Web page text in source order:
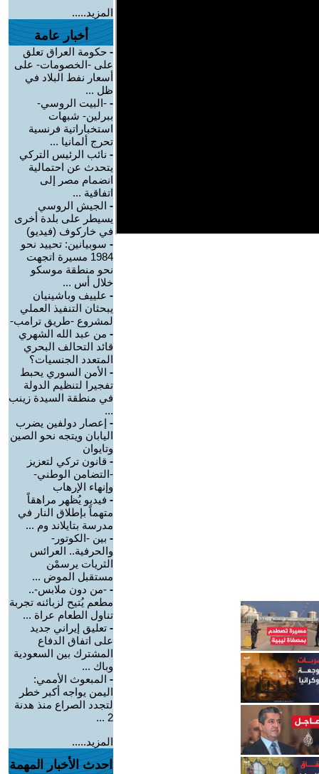
المزيد.....
أخبار عامة
- حكومة العراق تعلق
على -الخصومات- على
أسعار نفط البلاد في
ظل ...
- -البيت الروسي-
ببرلين- شبهات
استخباراتية فرنسية
تحرج ألمانيا ...
- نائب الرئيس التركي
يتحدث عن احتمالية
انضمام مصر إلى
اتفاقية ...
- الجيش الروسي
يسيطر على بلدة أخرى
في خاركوف (فيديو)
- سوبيانين: تحييد نحو
1984 مسيرة اتجهت
نحو منطقة موسكو
خلال أس ...
- علييف وباشينيان
يبحثان التنفيذ العملي
لمشروع -طريق ترامب-
- من عبد الله الشهري
قائد التحالف البحري
المتعدد الجنسيات؟
- الأمن السوري يحبط
تفجيرا لتنظيم الدولة
في منطقة السيدة زينب
...
- إعصار دولفين يضرب
اليابان ويتجه نحو الصين
وتايوان
- قانون تركي لتعزيز
-التضامن الوطني-
وإنهاء الإرهاب
- فيديو يُظهر مراهقاً
متهماً بإطلاق النار في
مدرسة بتايلاند وم ...
- بين -الكوتور-
والحرفية.. العرائس
الثريات يرسمْن
مستقبل الموض ...
- -من دون ملابس-..
مطعم يُتيح لزبائنه تجربة
تناول الطعام عراة ...
- تعليق إيراني جديد
على اتفاق الدفاع
المشترك بين السعودية
وباك ...
- المبعوث الأممي:
اليمن يواجه أكبر خطر
لتجدد الصراع منذ هدنة
2 ...
المزيد.....
احدث الأخبار المهمة